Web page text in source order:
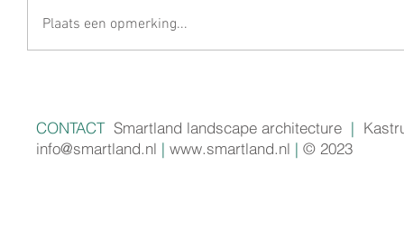
Plaats een opmerking...
CONTACTSmartland landscape architecture |
info@smartland.nl | www.smartland.nl | © 2023